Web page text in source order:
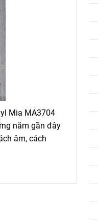
Mia MA3704
năm gần đây
âm, cách